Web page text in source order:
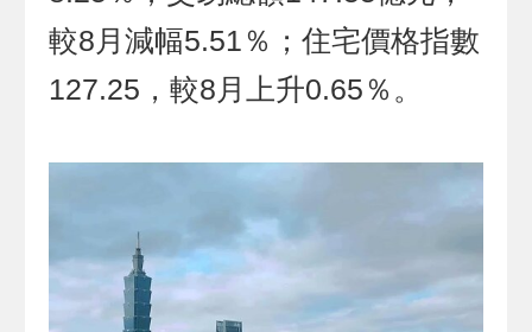
較8月減幅5.51％；住宅價格指數
127.25，較8月上升0.65％。